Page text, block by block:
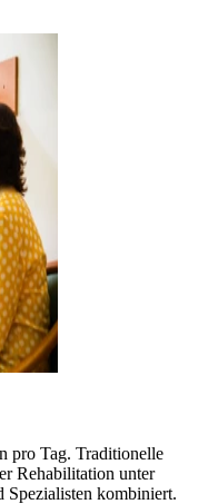
pro Tag. Traditionelle
Rehabilitation unter
Spezialisten kombiniert.